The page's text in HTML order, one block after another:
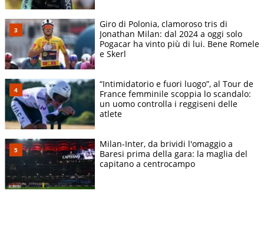
Giro di Polonia, clamoroso tris di
Jonathan Milan: dal 2024 a oggi solo
Pogacar ha vinto più di lui. Bene Romele
e Skerl
“Intimidatorio e fuori luogo”, al Tour de
France femminile scoppia lo scandalo:
un uomo controlla i reggiseni delle
atlete
Milan-Inter, da brividi l'omaggio a
Baresi prima della gara: la maglia del
capitano a centrocampo